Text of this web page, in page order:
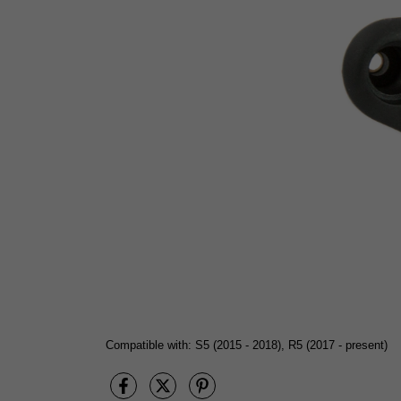
Compatible with: S5 (2015 - 2018), R5 (2017 - present)